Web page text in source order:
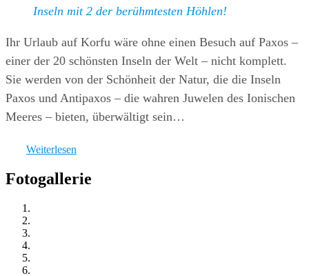
Inseln mit 2 der berühmtesten Höhlen!
Ihr Urlaub auf Korfu wäre ohne einen Besuch auf Paxos –
einer der 20 schönsten Inseln der Welt – nicht komplett.
Sie werden von der Schönheit der Natur, die die Inseln
Paxos und Antipaxos – die wahren Juwelen des Ionischen
Meeres – bieten, überwältigt sein…
Weiterlesen
Fotogallerie